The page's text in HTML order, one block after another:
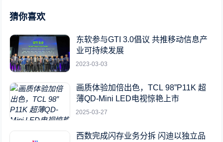
猜你喜欢
东软参与GTI 3.0倡议 共推移动信息产
业可持续发展
2023-03-03
画质体验加倍出色，TCL 98”P11K 超
薄QD-Mini LED电视惊艳上市
2025-03-27
西数完成闪存业务分拆 闪迪以独立品